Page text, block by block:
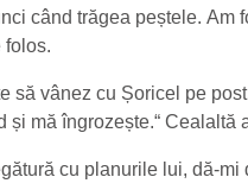
când trăgea peștele.
folos.
să vânez cu Șoricel pe
și mă îngrozește.“
cu planurile lui, dă-